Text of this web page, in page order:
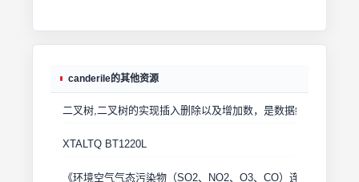
canderile的其他资源
二叉树,二叉树的实现插入删除以及增加数，是数据结构必修的
XTALTQ BT1220L
《环境空气气态污染物（SO2、NO2、O3、CO）连续自动监测